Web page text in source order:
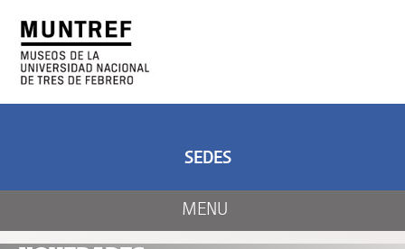
MENU
SEDES
CENTRO DE ARTE
Y NATURALEZA
ARTE Y CIENCIA